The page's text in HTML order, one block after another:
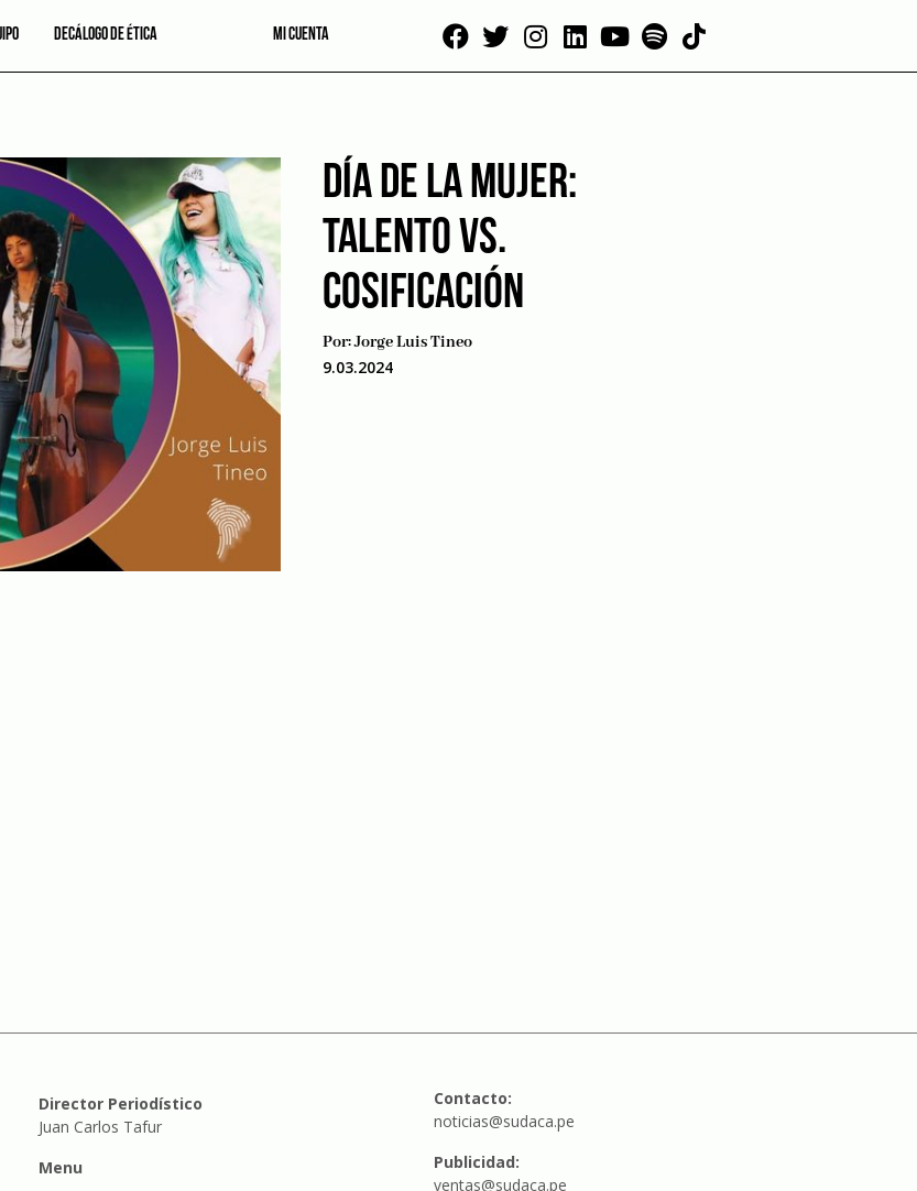
DECÁLOGO DE ÉTICA MI CUENTA
DÍA DE LA MUJER:
TALENTO VS.
COSIFICACIÓN
Por:Jorge Luis Tineo
9.03.2024
Director Periodístico
Juan Carlos Tafur
Menu
Contacto:
noticias@sudaca.pe
Publicidad:
ventas@sudaca.pe